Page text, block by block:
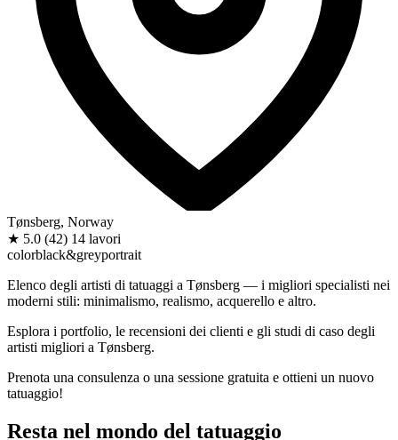
Tønsberg, Norway
★ 5.0 (42) 14 lavori
colorblack&greyportrait
Elenco degli artisti di tatuaggi a Tønsberg — i migliori specialisti nei
moderni stili: minimalismo, realismo, acquerello e altro.
Esplora i portfolio, le recensioni dei clienti e gli studi di caso degli
artisti migliori a Tønsberg.
Prenota una consulenza o una sessione gratuita e ottieni un nuovo
tatuaggio!
Resta nel mondo del tatuaggio